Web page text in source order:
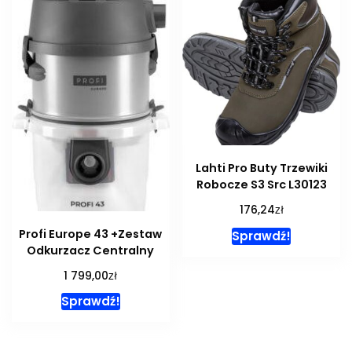
Profi Europe 43 +Zestaw
Odkurzacz Centralny
1 799,00zł
Sprawdź!
Lahti Pro Buty Trzewiki
Robocze S3 Src L30123
176,24zł
Sprawdź!